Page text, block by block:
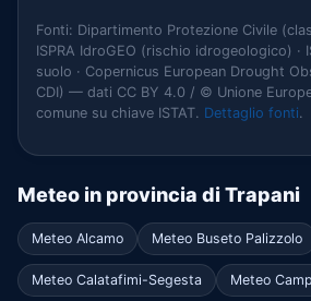
Fonti: Dipartimento Protezione Civile
ISPRA IdroGEO (rischio idrogeologico) ·
suolo · Copernicus European Drought
CDI) — dati CC BY 4.0 / © Unione
comune su chiave ISTAT. Dettaglio fonti.
Meteo in provincia di Trapani
Meteo Alcamo Meteo Buseto Palizzolo
Meteo Calatafimi-Segesta Meteo